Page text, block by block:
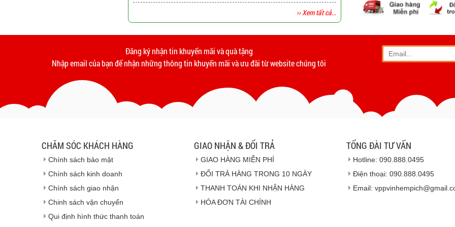
›› Xem tất cả...
- Phương thức vận
cử
- Thời hạn ước tính
Vinhempich
Đăng ký nhận tin khuyến mãi và quà tặng
Nhập email của bạn để nhận những thông tin khuyến mãi và ưu đãi từ website chúng tôi
CHĂM SÓC KHÁCH HÀNG
Chính sách bảo mật
Chính sách kinh doanh
Chính sách giao nhận
Chinh sách vận chuyển
Qui định hình thức thanh toán
GIAO NHẬN & ĐỔI TRẢ
GIAO HÀNG MIỄN PHÍ
ĐỔI TRẢ HÀNG TRONG 10 NGÀY
THANH TOÁN KHI NHẬN HÀNG
HÓA ĐƠN TÀI CHÍNH
TỔNG ĐÀI TƯ VẤN
Hotline: 090.888.0495
Điện thoại: 090.888.0495
Email: